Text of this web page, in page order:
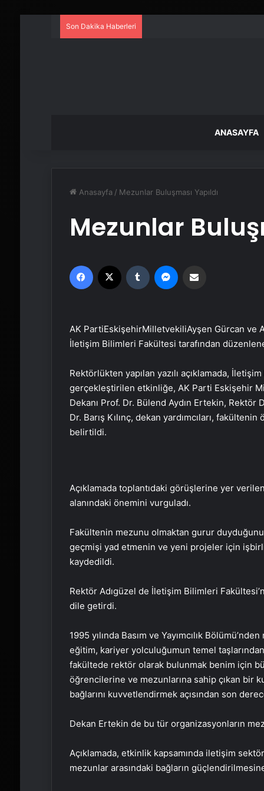
Son Dakika Haberleri
ANASAYFA
Anasayfa / Mezunlar Buluşması Yapıldı
Mezunlar
Facebook Tumblr
AK PartiEskişehirMilletvekiliAyşen Gürcan ve
İletişim Bilimleri Fakültesi tarafından
Rektörlükten yapılan yazılı açıklamada,
gerçekleştirilen etkinliğe, AK Parti Eskişehir
Dekanı Prof. Dr. Bülend Aydın Ertekin, Rektör
Dr. Barış Kılınç, dekan yardımcıları,
belirtildi.
Açıklamada toplantıdaki görüşlerine yer
alanındaki önemini vurguladı.
Fakültenin mezunu olmaktan gurur
geçmişi yad etmenin ve yeni projeler için
kaydedildi.
Rektör Adıgüzel de İletişim Bilimleri
dile getirdi.
1995 yılında Basım ve Yayımcılık
eğitim, kariyer yolculuğumun temel
fakültede rektör olarak bulunmak benim için
öğrencilerine ve mezunlarına sahip çıkan bir
bağlarını kuvvetlendirmek açısından son
Dekan Ertekin de bu tür organizasyonların
Açıklamada, etkinlik kapsamında iletişim
mezunlar arasındaki bağların